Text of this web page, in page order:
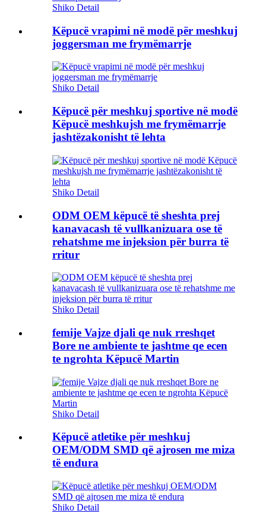
Shiko Detail
Këpucë vrapimi në modë për meshkuj
joggersman me frymëmarrje
Shiko Detail
Këpucë për meshkuj sportive në modë
Këpucë meshkujsh me frymëmarrje
jashtëzakonisht të lehta
Shiko Detail
ODM OEM këpucë të sheshta prej
kanavacash të vullkanizuara ose të
rehatshme me injeksion për burra të
rritur
Shiko Detail
femije Vajze djali qe nuk rreshqet
Bore ne ambiente te jashtme qe ecen
te ngrohta Këpucë Martin
Shiko Detail
Këpucë atletike për meshkuj
OEM/ODM SMD që ajrosen me miza
të endura
Shiko Detail